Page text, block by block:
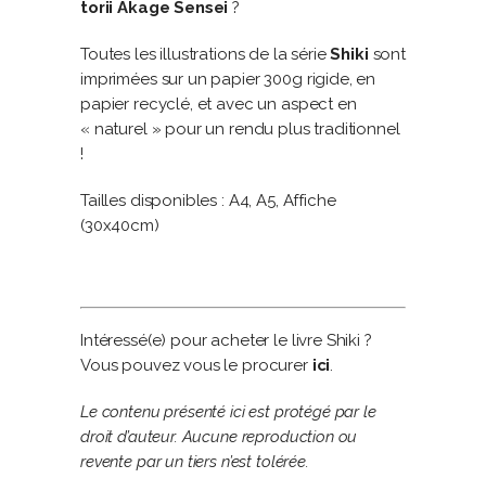
torii Akage Sensei ?
Toutes les illustrations de la sérieShiki sont
imprimées sur un papier 300g rigide, en
papier recyclé, et avec un aspect en
« naturel » pour un rendu plus traditionnel
!
Tailles disponibles : A4, A5, Affiche
(30x40cm)
Intéressé(e) pour acheter le livre Shiki ?
Vous pouvez vous le procurer ici.
Le contenu présenté ici est protégé par le
droit d’auteur. Aucune reproduction ou
revente par un tiers n’est tolérée.